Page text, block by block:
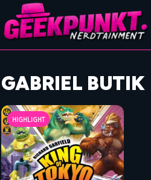
GABRIEL BUTIK
HIGHLIGHT